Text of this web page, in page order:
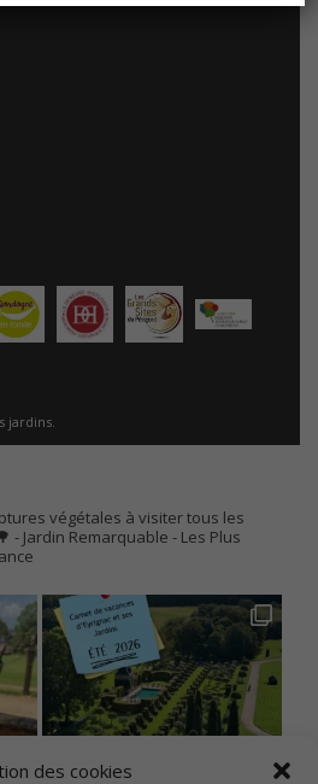
des cookies
jardins.
végétales à visiter tous les
- Jardin Remarquable - Les Plus